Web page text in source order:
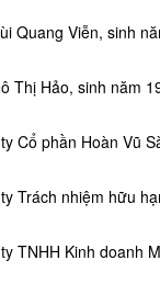
Quang Viễn, sinh
Hảo, sinh năm
Cổ phần Hoàn Vũ
Trách nhiệm hữu
TNHH Kinh doanh